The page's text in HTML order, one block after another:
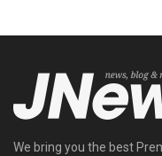
We bring you the best